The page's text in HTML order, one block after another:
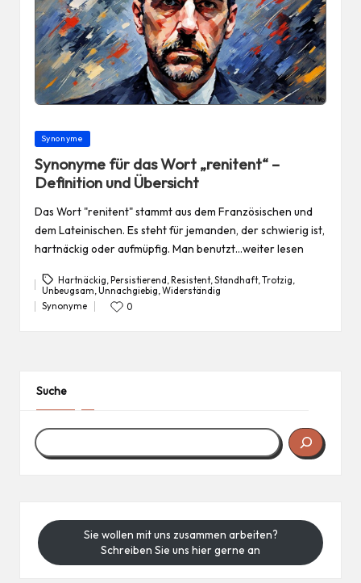
Posted
Synonyme
Synonyme für das Wort „renitent“ –
Definition und Übersicht
Das Wort "renitent" stammt aus dem Französischen und
dem Lateinischen. Es steht für jemanden, der schwierig ist,
hartnäckig oder aufmüpfig. Man benutzt…weiter lesen
Tags:
Hartnäckig ,Persistierend ,Resistent,Standhaft,Trotzig
Unbeugsam Unnachgiebig Widerständig
Posted
Synonyme 0
Suche
Sie wollen mit uns zusammen arbeiten?
Schreiben Sie uns hier gerne an